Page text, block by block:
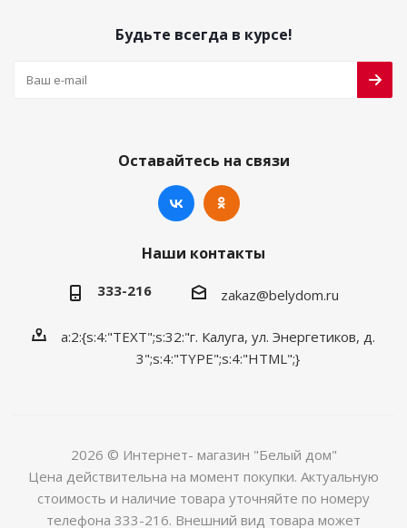
Будьте всегда в курсе!
Оставайтесь на связи
Наши контакты
333-216 zakaz@belydom.ru
a:2:{s:4:"TEXT";s:32:"г. Калуга, ул. Энергетиков, д.
3";s:4:"TYPE";s:4:"HTML";}
2026 © Интернет- магазин "Белый дом"
Цена действительна на момент покупки. Актуальную
стоимость и наличие товара уточняйте по номеру
телефона 333-216. Внешний вид товара может